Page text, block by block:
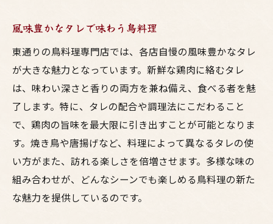
風味豊かなタレで味わう鳥料理
東通りの鳥料理専門店では、各店自慢の風味豊かなタレ
が大きな魅力となっています。新鮮な鶏肉に絡むタレ
は、味わい深さと香りの両方を兼ね備え、食べる者を魅
了します。特に、タレの配合や調理法にこだわること
で、鶏肉の旨味を最大限に引き出すことが可能となりま
す。焼き鳥や唐揚げなど、料理によって異なるタレの使
い方がまた、訪れる楽しさを倍増させます。多様な味の
組み合わせが、どんなシーンでも楽しめる鳥料理の新た
な魅力を提供しているのです。